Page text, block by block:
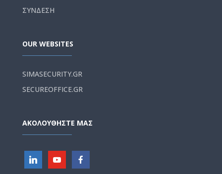
ΣΥΝΔΕΣΗ
OUR WEBSITES
SIMASECURITY.GR
SECUREOFFICE.GR
ΑΚΟΛΟΥΘΗΣΤΕ ΜΑΣ